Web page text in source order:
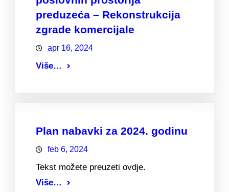
preduzeća – Rekonstrukcija
zgrade komercijale
apr 16, 2024
Više…
Plan nabavki za 2024. godinu
feb 6, 2024
Tekst možete preuzeti ovdje.
Više…